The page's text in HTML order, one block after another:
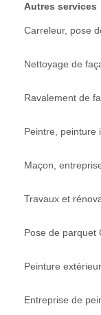
Autres services
Carreleur, pose
Nettoyage de
Ravalement de
Peintre, peinture
Maçon,
Travaux et
Pose de parquet
Peinture
Entreprise de